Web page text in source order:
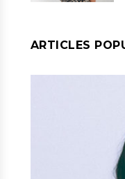
ARTICLES